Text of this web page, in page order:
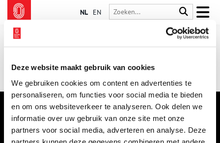
Deze website maakt gebruik van cookies
We gebruiken cookies om content en advertenties te
personaliseren, om functies voor social media te bieden
en om ons websiteverkeer te analyseren. Ook delen we
informatie over uw gebruik van onze site met onze
partners voor social media, adverteren en analyse. Deze
NL EN
VERHALEN
NIEUWS